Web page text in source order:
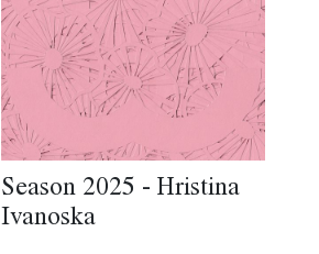
Season 2025 - Hristina
Ivanoska